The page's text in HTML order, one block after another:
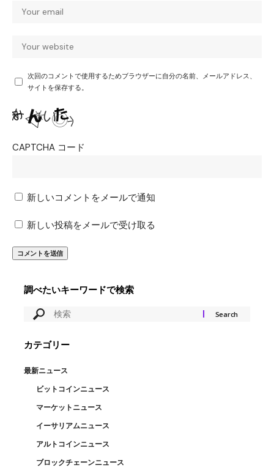
次回のコメントで使用するためブラウザーに自分の名前、メールアドレス、
サイトを保存する。
CAPTCHA コード
新しいコメントをメールで通知
新しい投稿をメールで受け取る
調べたいキーワードで検索
カテゴリー
最新ニュース
ビットコインニュース
マーケットニュース
イーサリアムニュース
アルトコインニュース
ブロックチェーンニュース